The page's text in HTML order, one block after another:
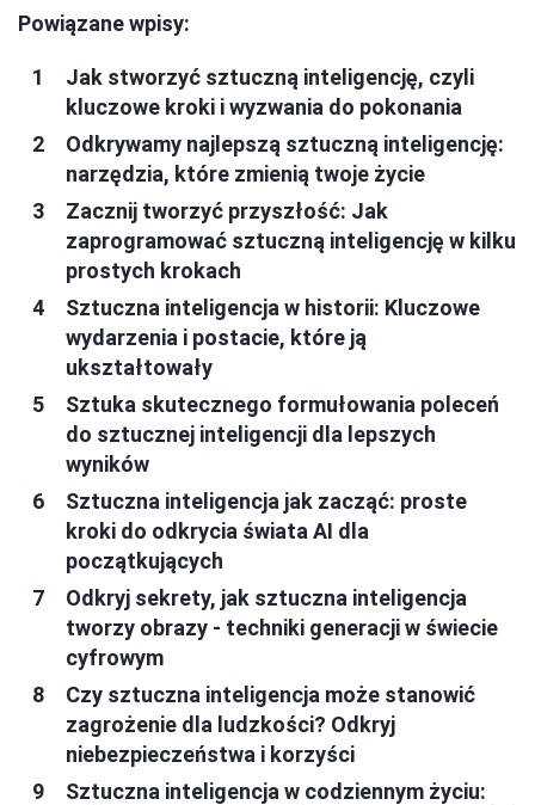
Powiązane wpisy:
Jak stworzyć sztuczną inteligencję, czyli
kluczowe kroki i wyzwania do pokonania
Odkrywamy najlepszą sztuczną inteligencję:
narzędzia, które zmienią twoje życie
Zacznij tworzyć przyszłość: Jak
zaprogramować sztuczną inteligencję w kilku
prostych krokach
Sztuczna inteligencja w historii: Kluczowe
wydarzenia i postacie, które ją
ukształtowały
Sztuka skutecznego formułowania poleceń
do sztucznej inteligencji dla lepszych
wyników
Sztuczna inteligencja jak zacząć: proste
kroki do odkrycia świata AI dla
początkujących
Odkryj sekrety, jak sztuczna inteligencja
tworzy obrazy - techniki generacji w świecie
cyfrowym
Czy sztuczna inteligencja może stanowić
zagrożenie dla ludzkości? Odkryj
niebezpieczeństwa i korzyści
Sztuczna inteligencja w codziennym życiu: